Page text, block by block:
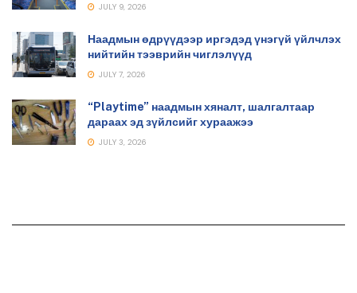
JULY 9, 2026
Наадмын өдрүүдээр иргэдэд үнэгүй үйлчлэх
нийтийн тээврийн чиглэлүүд
JULY 7, 2026
“Playtime” наадмын хяналт, шалгалтаар
дараах эд зүйлсийг хураажээ
JULY 3, 2026